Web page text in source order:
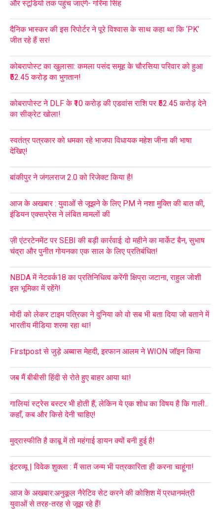
और स्टूडियो तक पहुंच जाएंगे- गरिमा सिंह
दैनिक भास्कर की इस रिपोर्टर ने पूरे विश्वास के साथ कहा था कि ‘PK’
जीत रहे हैं सर!
कोबरापोस्ट का खुलासा: कमला पसंद समूह के चौरसिया परिवार को हुआ
₹52.45 करोड़ का भुगतान!
कोबरापोस्ट ने DLF के ₹10 करोड़ की एडवांस राशि पर ₹52.45 करोड़ देने
का सीक्रेट खोला!
स्वतंत्र पत्रकार को धमका रहे भाजपा विधायक महेश जीना की भाषा
देखिए!
बांकीपुर ने जंगलराज 2.0 को रिजेक्ट किया है!
आज के अखबार : युवाओं से जूझने के लिए PM ने नशा मुक्ति की बात की,
इंडियन एक्सप्रेस ने लंबित मामलों की
ज़ी एंटरटेनमेंट पर SEBI की बड़ी कार्रवाई: दो महीने का मार्केट बैन, सुभाष
चंद्रा और पुनीत गोयनका एक साल के लिए प्रतिबंधित!
NBDA में नेटवर्क18 का प्रतिनिधित्व करेंगी क्षिप्रा जटाना, राहुल जोशी
इस भूमिका में रहेंगे!
मोदी को लेकर टाइम पत्रिका ने दुनिया को वो सब भी बता दिया जो बताने में
भारतीय मीडिया शरमा रहा था!
Firstpost से जुड़े अब्बास मेहदी, इरफान आलम ने WION जॉइन किया
जब मैं बीबीसी हिंदी से रोते हुए बाहर आया था!
गालियां स्ट्रेस बस्टर भी होती हैं; लेकिन ये एक शोध का विषय है कि गाली..
कहाँ, कब और किसे देनी चाहिए!
मुद्रास्फीति है काबू में तो महंगाई डायन क्यों बनी हुई है!
इंटरव्यू | विवेक शुक्ला : मैं सात जन्म भी पत्रकारिता ही करना चाहूंगा!
आज के अखबार:अनुकूल नैरेटिव सेट करने की कोशिश में प्रधानमंत्री
युवाओं से तरह-तरह से जूझ रहे हैं!